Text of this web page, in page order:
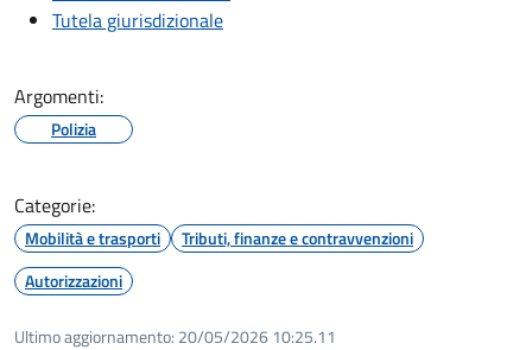
Tutela giurisdizionale
Argomenti:
Polizia
Categorie:
Mobilità e trasporti
Tributi, finanze e contravvenzioni
Autorizzazioni
Ultimo aggiornamento: 20/05/2026 10:25.11